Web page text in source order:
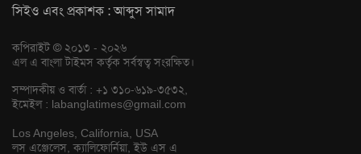
সিইও এবং প্রকাশক : আব্দুস সামাদ
কপিরাইট © ২০১৩ - ২০২৬
এল এ বাংলা টাইমস কর্তৃক সর্বস্বত্ব সংরক্ষিত।
সম্পাদকীয় ও বার্তা : +১ ৩১০-৬১৯-৩৫৩২,
ইমেইল : labanglatimes@gmail.com
Los Angeles, California, USA
লস এঞ্জেলেস, ক্যালিফোর্নিয়া, ইউ এস এ